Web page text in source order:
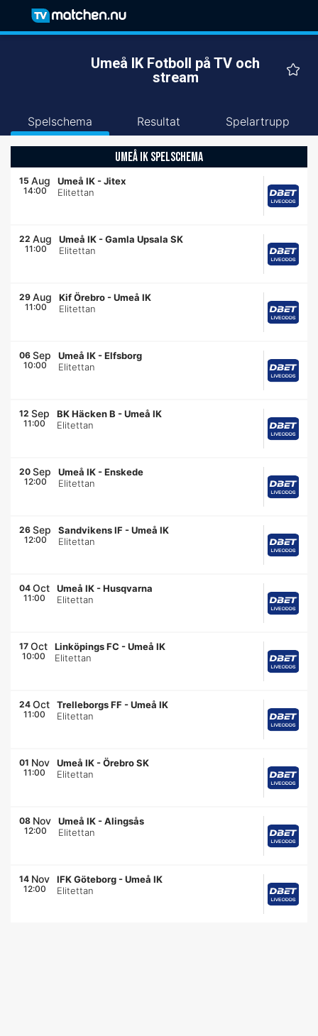
Umeå IK Fotboll på TV och
stream
Spelschema Resultat Spelartrupp
UMEÅ IK SPELSCHEMA
15 Aug
14:00
Umeå IK -Jitex
Elitettan
22 Aug
11:00
Umeå IK -Gamla Upsala SK
Elitettan
29 Aug
11:00
Kif Örebro -Umeå IK
Elitettan
06 Sep
10:00
Umeå IK -Elfsborg
Elitettan
12 Sep
11:00
BK Häcken B -Umeå IK
Elitettan
20 Sep
12:00
Umeå IK -Enskede
Elitettan
26 Sep
12:00
Sandvikens IF -Umeå IK
Elitettan
04 Oct
11:00
Umeå IK -Husqvarna
Elitettan
17 Oct
10:00
Linköpings FC -Umeå IK
Elitettan
24 Oct
11:00
Trelleborgs FF -Umeå IK
Elitettan
01 Nov
11:00
Umeå IK -Örebro SK
Elitettan
08 Nov
12:00
Umeå IK -Alingsås
Elitettan
14 Nov
12:00
IFK Göteborg -Umeå IK
Elitettan